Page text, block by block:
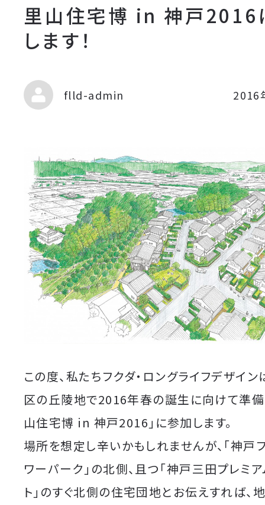
里山住宅博 in 神戸2016
します！
2016
flld-admin
この度、私たちフクダ・ロングライフデザイ
区の丘陵地で2016年春の誕生に向けて準備
山住宅博 in 神戸2016」に参加します。
場所を想定し辛いかもしれませんが、「神戸
ワーパーク」の北側、且つ「神戸三田プレミ
ト」のすぐ北側の住宅団地とお伝えすれば、